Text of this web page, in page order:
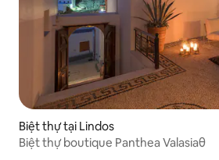
Biệt thự tại Lindos
Biệt thự boutique Panthea Valasiaθ